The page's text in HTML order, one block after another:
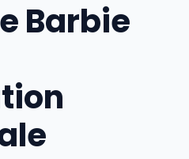
Barbie